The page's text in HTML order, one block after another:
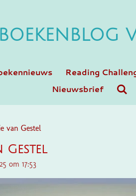
BOEKENBLOG
Reading
Nieuwsbrief
van Gestel
Gestel
om 17:53